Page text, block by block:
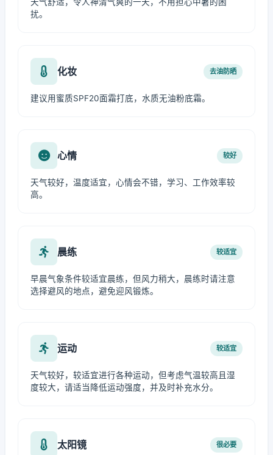
扰。
化妆 去油防晒
建议用蜜质SPF20面霜打底，水质无油粉底霜。
心情 较好
天气较好，温度适宜，心情会不错，学习、工作效率较
高。
晨练 较适宜
早晨气象条件较适宜晨练，但风力稍大，晨练时请注意
选择避风的地点，避免迎风锻炼。
运动 较适宜
天气较好，较适宜进行各种运动，但考虑气温较高且湿
度较大，请适当降低运动强度，并及时补充水分。
太阳镜 很必要